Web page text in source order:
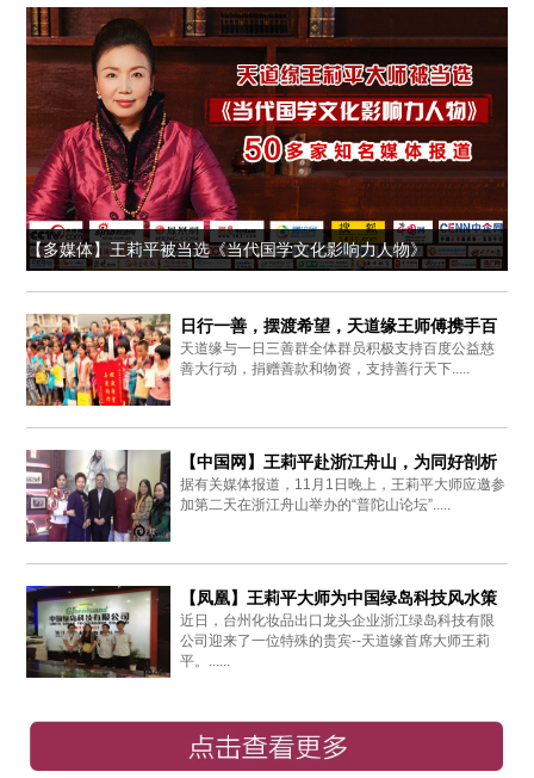
【多媒体】王莉平被当选《当代国学文化影响力人物》
日行一善，摆渡希望，天道缘王师傅携手百
度爱心同行
天道缘与一日三善群全体群员积极支持百度公益慈
善大行动，捐赠善款和物资，支持善行天下.....
【中国网】王莉平赴浙江舟山，为同好剖析
周易思想
据有关媒体报道，11月1日晚上，王莉平大师应邀参
加第二天在浙江舟山举办的“普陀山论坛”.....
【凤凰】王莉平大师为中国绿岛科技风水策
划布局
近日，台州化妆品出口龙头企业浙江绿岛科技有限
公司迎来了一位特殊的贵宾--天道缘首席大师王莉
平。......